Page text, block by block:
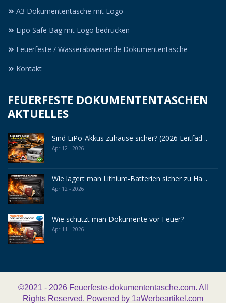
A3 Dokumententasche mit Logo
Lipo Safe Bag mit Logo bedrucken
Feuerfeste / Wasserabweisende Dokumententasche
Kontakt
FEUERFESTE DOKUMENTENTASCHEN
AKTUELLES
Sind LiPo-Akkus zuhause sicher? (2026 Leitfad ..
Apr 12 - 2026
Wie lagert man Lithium-Batterien sicher zu Ha ..
Apr 12 - 2026
Wie schützt man Dokumente vor Feuer?
Apr 11 - 2026
©2021 - 2026 Feuerfeste-dokumententasche.com. All
Rights Reserved. Powered by 1aWerbeartikel.com